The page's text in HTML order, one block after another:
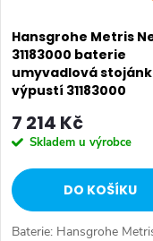
Hansgrohe Metris
31183000 baterie
umyvadlová
výpustí 31183000
7 214 Kč
Skladem u výrobce
DO KOŠÍKU
Baterie: Hansgrohe